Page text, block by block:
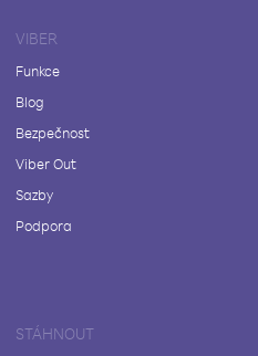
VIBER
Funkce
Blog
Bezpečnost
Viber Out
Sazby
Podpora
STÁHNOUT